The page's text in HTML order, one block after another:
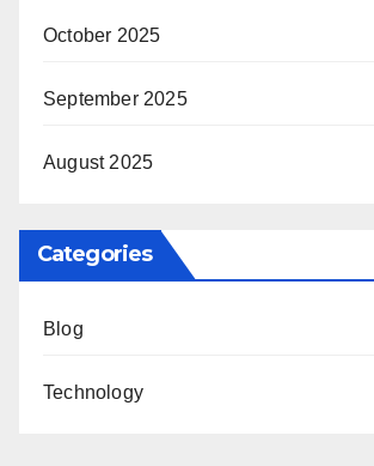
October 2025
September 2025
August 2025
Categories
Blog
Technology